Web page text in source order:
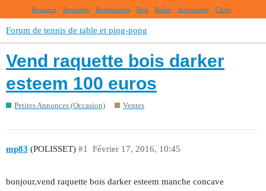
Boutique Raquettes Revêtements Bois Balles Accessoires Clubs
Forum de tennis de table et ping-pong
Vend raquette bois darker
esteem 100 euros
Petites Annonces (Occasion) Ventes
mp83 (POLISSET) Février 17, 2016, 10:45
#1
bonjour,vend raquette bois darker esteem manche concave